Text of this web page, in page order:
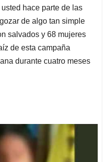
hace parte de las
de algo tan simple
salvados y 68 mujeres
de esta campaña
durante cuatro meses